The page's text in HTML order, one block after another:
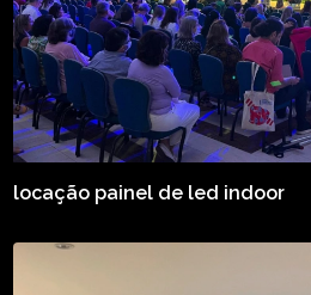
locação painel de led indoor